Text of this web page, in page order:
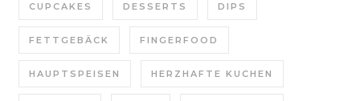
CUPCAKES DESSERTS DIPS
FETTGEBÄCK FINGERFOOD
HAUPTSPEISEN HERZHAFTE KUCHEN